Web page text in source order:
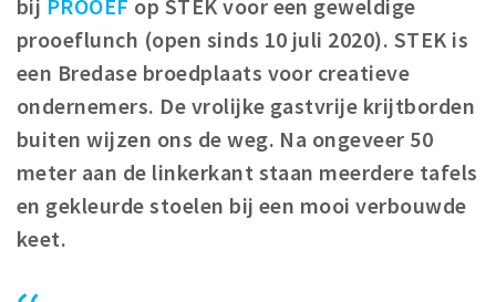
Woonruimte
Inschrijven gemeente
Zorgverzekering
Huisarts en eerste hulp
Q&A
KORTING
Breda Student Shop
bij PROOEF op STEK voor een geweldige
prooeflunch (open sinds 10 juli 2020). STEK is
een Bredase broedplaats voor creatieve
ondernemers. De vrolijke gastvrije krijtborden
buiten wijzen ons de weg. Na ongeveer 50
meter aan de linkerkant staan meerdere tafels
en gekleurde stoelen bij een mooi verbouwde
keet.